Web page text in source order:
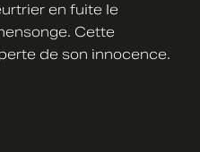
en fuite le
Cette
de son innocence.